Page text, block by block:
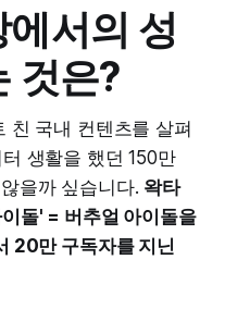
서의 성
것은?
친 국내 컨텐츠를 살펴
생활을 했던 150만
을까 싶습니다. 왁타
돌' = 버추얼 아이돌을
20만 구독자를 지닌